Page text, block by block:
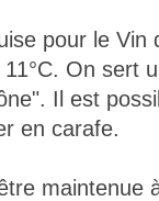
pour le Vin
On sert
Il est
en carafe.
maintenue